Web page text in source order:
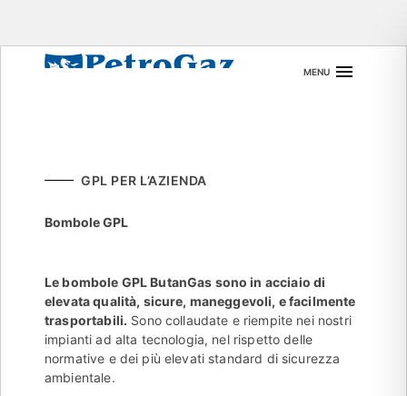
Skip
MENU
GPL PER L’AZIENDA
Bombole GPL
Le bombole GPL ButanGas sono in acciaio di
elevata qualità, sicure, maneggevoli, e facilmente
trasportabili. Sono collaudate e riempite nei nostri
impianti ad alta tecnologia, nel rispetto delle
normative e dei più elevati standard di sicurezza
ambientale.